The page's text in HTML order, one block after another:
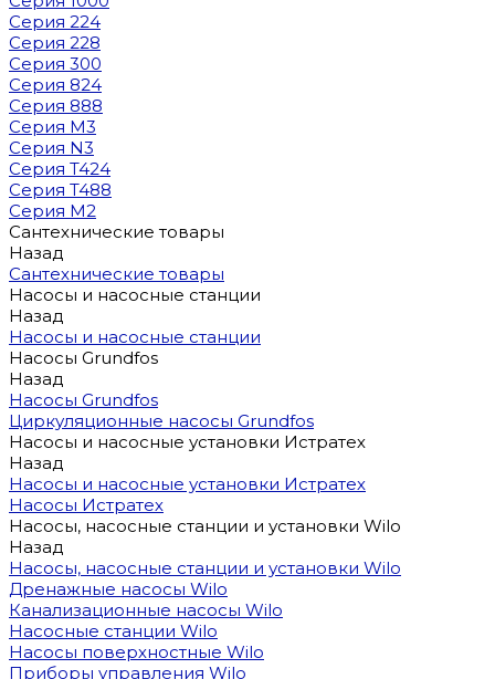
Серия 224
Серия 228
Серия 300
Серия 824
Серия 888
Серия M3
Серия N3
Серия T424
Серия T488
Серия М2
Сантехнические товары
Назад
Сантехнические товары
Насосы и насосные станции
Назад
Насосы и насосные станции
Насосы Grundfos
Назад
Насосы Grundfos
Циркуляционные насосы Grundfos
Насосы и насосные установки Истратех
Назад
Насосы и насосные установки Истратех
Насосы Истратех
Насосы, насосные станции и установки Wilo
Назад
Насосы, насосные станции и установки Wilo
Дренажные насосы Wilo
Канализационные насосы Wilo
Насосные станции Wilo
Насосы поверхностные Wilo
Приборы управления Wilo